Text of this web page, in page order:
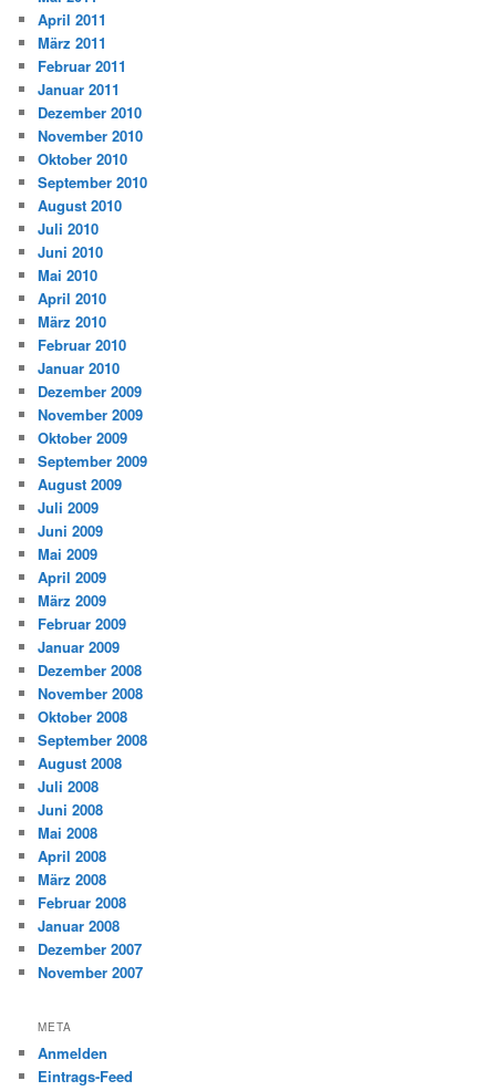
April 2011
März 2011
Februar 2011
Januar 2011
Dezember 2010
November 2010
Oktober 2010
September 2010
August 2010
Juli 2010
Juni 2010
Mai 2010
April 2010
März 2010
Februar 2010
Januar 2010
Dezember 2009
November 2009
Oktober 2009
September 2009
August 2009
Juli 2009
Juni 2009
Mai 2009
April 2009
März 2009
Februar 2009
Januar 2009
Dezember 2008
November 2008
Oktober 2008
September 2008
August 2008
Juli 2008
Juni 2008
Mai 2008
April 2008
März 2008
Februar 2008
Januar 2008
Dezember 2007
November 2007
META
Anmelden
Eintrags-Feed